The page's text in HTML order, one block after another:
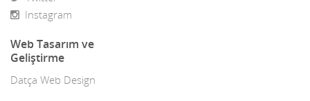
Diş Doktorları
Doğa Turları
Instagram
Web Tasarım ve
Geliştirme
Datça Web Design